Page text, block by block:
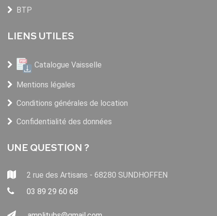
BTP
LIENS UTILES
Catalogue Vaisselle
Mentions légales
Conditions générales de location
Confidentialité des données
UNE QUESTION ?
2 rue des Artisans - 68280 SUNDHOFFEN
03 89 29 60 68